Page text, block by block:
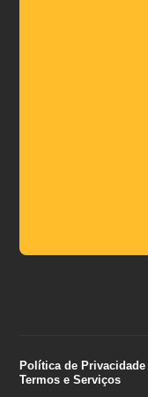
Política de Privacidade
Termos e Serviços